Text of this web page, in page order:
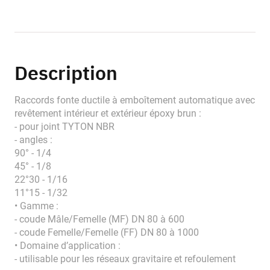
Description
Raccords fonte ductile à emboîtement automatique avec
revêtement intérieur et extérieur époxy brun :
- pour joint TYTON NBR
- angles :
90° - 1/4
45° - 1/8
22°30 - 1/16
11°15 - 1/32
• Gamme :
- coude Mâle/Femelle (MF) DN 80 à 600
- coude Femelle/Femelle (FF) DN 80 à 1000
• Domaine d’application :
- utilisable pour les réseaux gravitaire et refoulement